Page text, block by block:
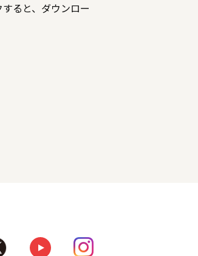
ると、ダウンロー